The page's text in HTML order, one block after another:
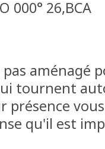
000° 26,BCA
aménagé
tournent
présence
qu'il est